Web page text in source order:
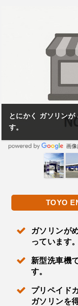
とにかく ガソリンが
す。
画
TOYO
ガソリンが
っています。
新型洗車機
す。
プリペイド
ガソリンを